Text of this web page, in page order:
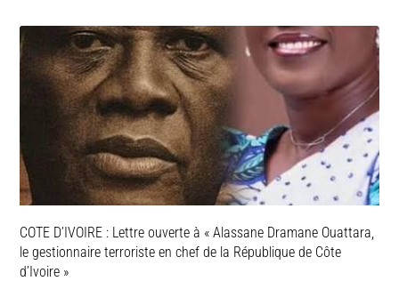
COTE D’IVOIRE : Lettre ouverte à « Alassane Dramane Ouattara,
le gestionnaire terroriste en chef de la République de Côte
d’Ivoire »